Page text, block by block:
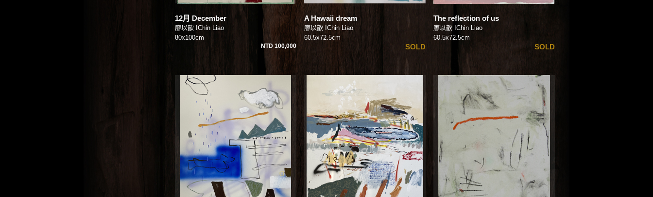
12月 December
廖以歆 IChin Liao
80x100cm
NTD 100,000
A Hawaii dream
廖以歆 IChin Liao
60.5x72.5cm
SOLD
The reflection of us
廖以歆 IChin Liao
60.5x72.5cm
SOLD